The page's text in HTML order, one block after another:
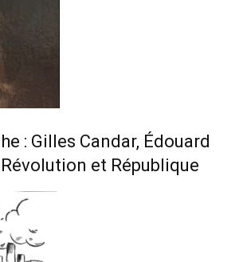
: Gilles Candar, Édouard
et République